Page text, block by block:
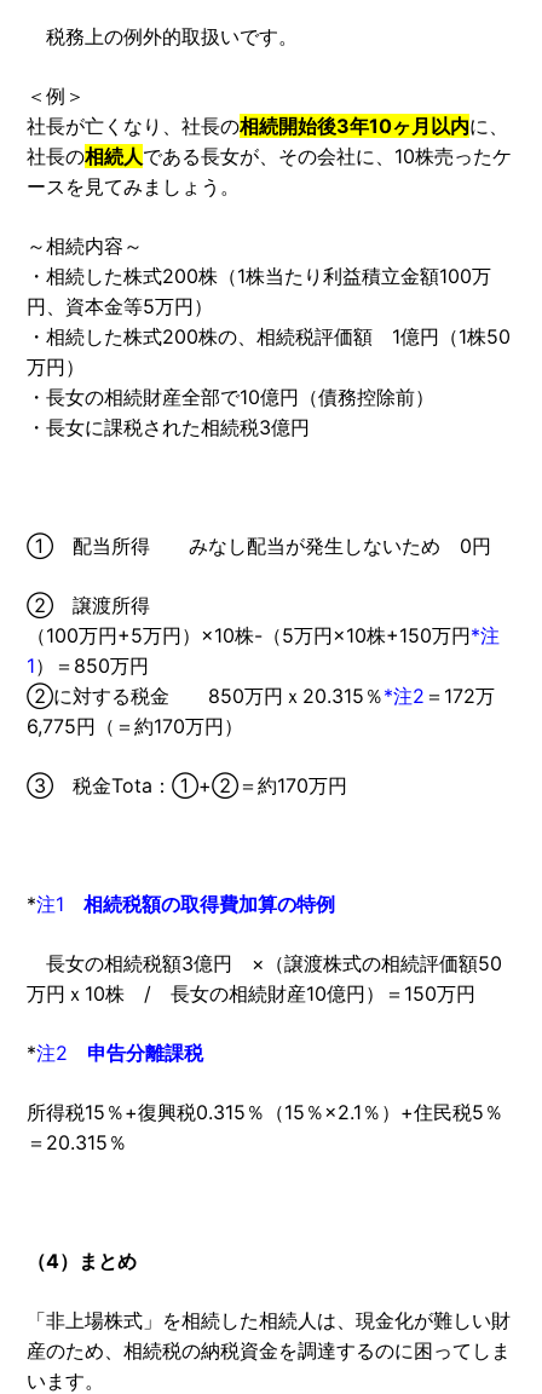
税務上の例外的取扱いです。
＜例＞
社長が亡くなり、社長の相続開始後3年10ヶ月以内に、
社長の相続人である長女が、その会社に、10株売ったケ
ースを見てみましょう。
～相続内容～
・相続した株式200株（1株当たり利益積立金額100万
円、資本金等5万円）
・相続した株式200株の、相続税評価額 1億円（1株50
万円）
・長女の相続財産全部で10億円（債務控除前）
・長女に課税された相続税3億円
① 配当所得 みなし配当が発生しないため 0円
② 譲渡所得
（100万円+5万円）×10株-（5万円×10株+150万円*注
1）＝850万円
②に対する税金 850万円ｘ20.315％*注2 ＝172万
6,775円（＝約170万円）
③ 税金Tota：①+②＝約170万円
*注1相続税額の取得費加算の特例
長女の相続税額3億円 ×（譲渡株式の相続評価額50
万円ｘ10株 / 長女の相続財産10億円）＝150万円
*注2 申告分離課税
所得税15％+復興税0.315％（15％×2.1％）+住民税5％
＝20.315％
（4）まとめ
「非上場株式」を相続した相続人は、現金化が難しい財
産のため、相続税の納税資金を調達するのに困ってしま
います。